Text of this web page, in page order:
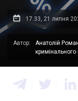
17.33, 21 липня
Автор:
Анатолій